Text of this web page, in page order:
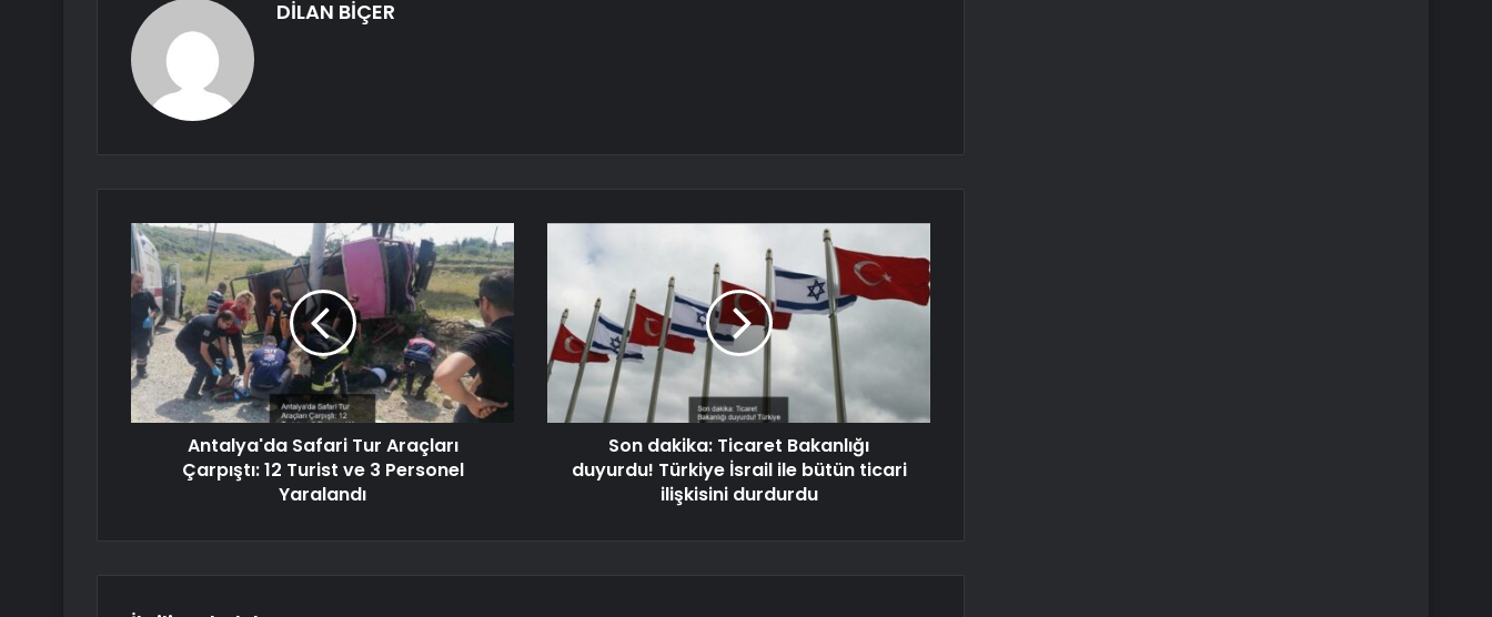
DİLAN BİÇER
Antalya'da Safari Tur Araçları
Çarpıştı: 12 Turist ve 3 Personel
Yaralandı
Son dakika: Ticaret Bakanlığı
duyurdu! Türkiye İsrail ile bütün ticari
ilişkisini durdurdu